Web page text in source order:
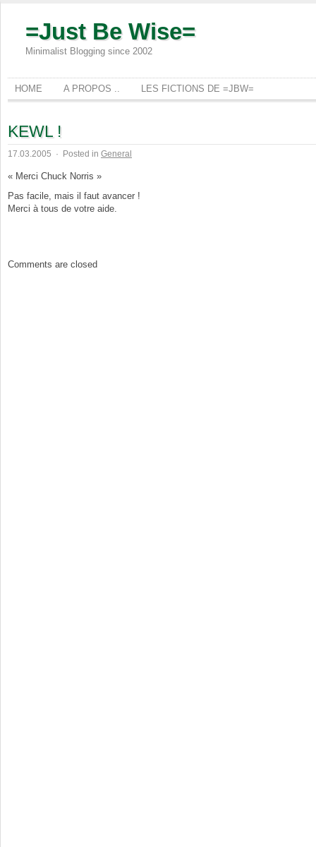
=Just Be Wise=
Minimalist Blogging since 2002
HOME A PROPOS .. LES FICTIONS DE =JBW=
KEWL !
17.03.2005 · Posted in General
« Merci Chuck Norris »
Pas facile, mais il faut avancer !
Merci à tous de votre aide.
Comments are closed